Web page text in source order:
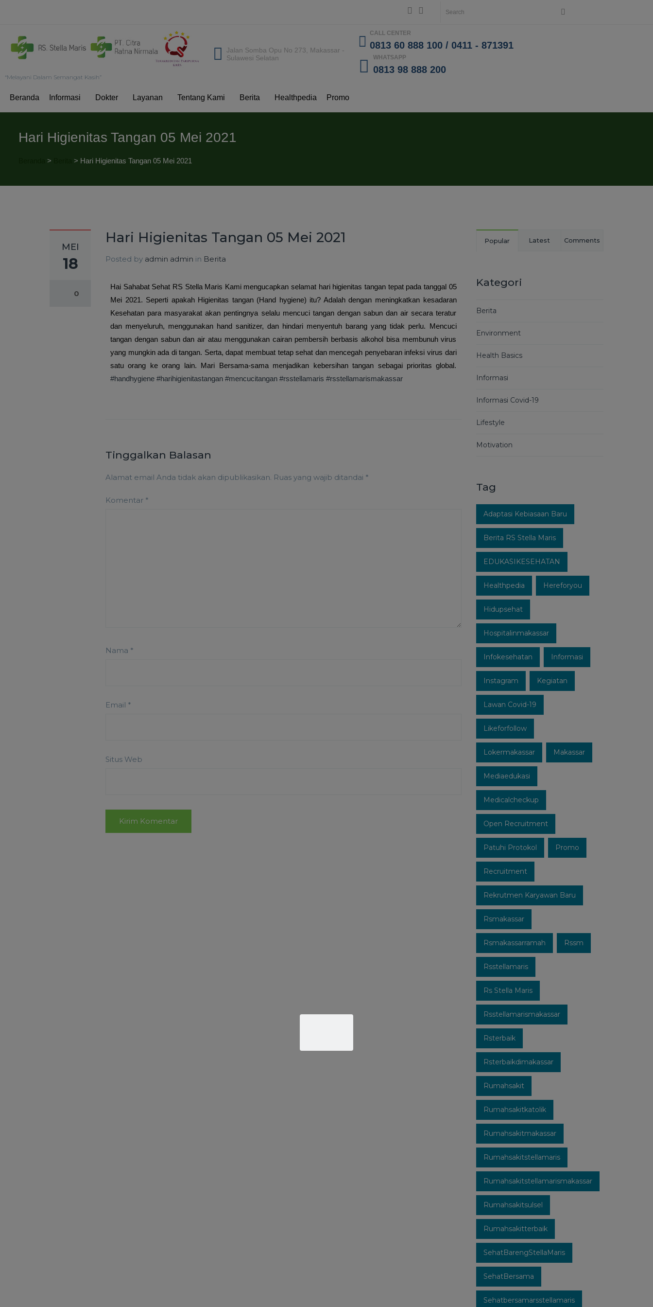
“Melayani Dalam Semangat Kasih”
Jalan Somba Opu No 273, Makassar -
Sulawesi Selatan
CALL CENTER
0813 60 888 100 / 0411 - 871391
WHATSAPP
0813 98 888 200
Beranda Informasi Dokter Layanan Tentang Kami Berita Healthpedia Promo
Hari Higienitas Tangan 05 Mei 2021
> > Hari Higienitas Tangan 05 Mei 2021
MEI
18
0
Hari Higienitas Tangan 05 Mei 2021
Posted by admin admin in Berita
Hai Sahabat Sehat RS Stella Maris Kami mengucapkan selamat hari higienitas tangan tepat pada tanggal 05
Mei 2021. Seperti apakah Higienitas tangan (Hand hygiene) itu? Adalah dengan meningkatkan kesadaran
Kesehatan para masyarakat akan pentingnya selalu mencuci tangan dengan sabun dan air secara teratur
dan menyeluruh, menggunakan hand sanitizer, dan hindari menyentuh barang yang tidak perlu. Mencuci
tangan dengan sabun dan air atau menggunakan cairan pembersih berbasis alkohol bisa membunuh virus
yang mungkin ada di tangan. Serta, dapat membuat tetap sehat dan mencegah penyebaran infeksi virus dari
satu orang ke orang lain. Mari Bersama-sama menjadikan kebersihan tangan sebagai prioritas global.
#handhygiene #harihigienitastangan #mencucitangan #rsstellamaris #rsstellamarismakassar
Tinggalkan Balasan
Alamat email Anda tidak akan dipublikasikan. Ruas yang wajib ditandai *
Komentar *
Nama *
Email *
Situs Web
Popular Latest Comments
Kategori
Berita
Environment
Health Basics
Informasi
Informasi Covid-19
Lifestyle
Motivation
Tag
Adaptasi Kebiasaan Baru
Berita RS Stella Maris
EDUKASIKESEHATAN
Healthpedia Hereforyou
Hidupsehat
Hospitalinmakassar
Infokesehatan Informasi
Instagram Kegiatan
Lawan Covid-19
Likeforfollow
Lokermakassar Makassar
Mediaedukasi
Medicalcheckup
Open Recruitment
Patuhi Protokol Promo
Recruitment
Rekrutmen Karyawan Baru
Rsmakassar
Rsmakassarramah Rssm
Rsstellamaris
Rs Stella Maris
Rsstellamarismakassar
Rsterbaik
Rsterbaikdimakassar
Rumahsakit
Rumahsakitkatolik
Rumahsakitmakassar
Rumahsakitstellamaris
Rumahsakitstellamarismakassar
Rumahsakitsulsel
Rumahsakitterbaik
SehatBarengStellaMaris
SehatBersama
Sehatbersamarsstellamaris